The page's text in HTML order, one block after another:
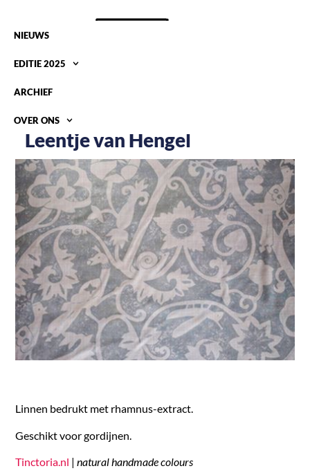
NIEUWS
EDITIE 2025
ARCHIEF
OVER ONS
Leentje van Hengel
Linnen bedrukt met rhamnus-extract.
Geschikt voor gordijnen.
Tinctoria.nl |natural handmade colours